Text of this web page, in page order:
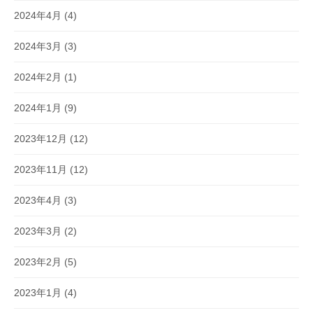
2024年4月 (4)
2024年3月 (3)
2024年2月 (1)
2024年1月 (9)
2023年12月 (12)
2023年11月 (12)
2023年4月 (3)
2023年3月 (2)
2023年2月 (5)
2023年1月 (4)